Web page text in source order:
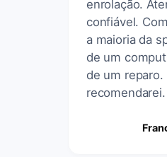
enrolação.
confiável.
a maioria da
de um
de um
recomendarei.